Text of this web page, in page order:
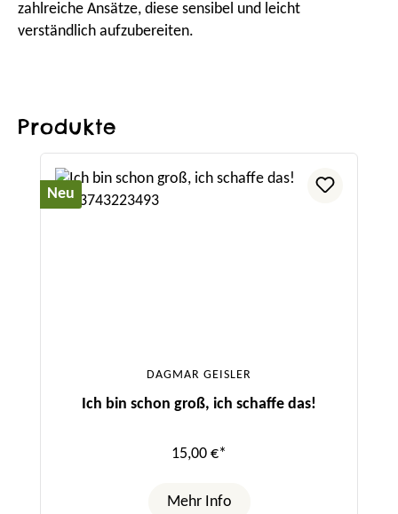
zahlreiche Ansätze, diese sensibel und leicht
verständlich aufzubereiten.
Produkte
Neu
DAGMAR GEISLER
Ich bin schon groß, ich schaffe das!
15,00 €*
Mehr Info